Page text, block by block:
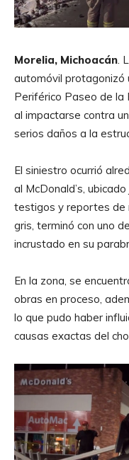
Morelia, Michoacán.
automóvil protagonizó
Periférico Paseo de la
al impactarse contra
serios daños a la
El siniestro ocurrió
al McDonald’s,
testigos y reportes de
gris, terminó con uno
incrustado en su
En la zona, se
obras en proceso,
lo que pudo haber
causas exactas del